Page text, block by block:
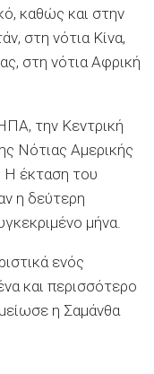
καθώς και στην
στη νότια Κίνα,
στη νότια Αφρική
την Κεντρική
Νότιας Αμερικής
Η έκταση του
η δεύτερη
μήνα.
ενός
και περισσότερο
η Σαμάνθα